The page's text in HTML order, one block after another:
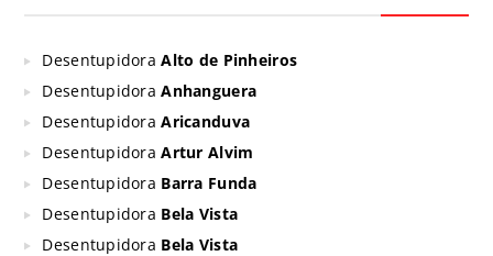
DesentupidoraAlto de Pinheiros
DesentupidoraAnhanguera
DesentupidoraAricanduva
DesentupidoraArtur Alvim
Desentupidora Barra Funda
Desentupidora Bela Vista
Desentupidora Bela Vista